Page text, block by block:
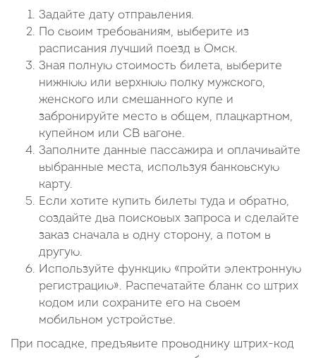
Задайте дату отправления.
По своим требованиям, выберите из
расписания лучший поезд в Омск.
Зная полную стоимость билета, выберите
нижнюю или верхнюю полку мужского,
женского или смешанного купе и
забронируйте место в общем, плацкартном,
купейном или СВ вагоне.
Заполните данные пассажира и оплачивайте
выбранные места, используя банковскую
карту.
Если хотите купить билеты туда и обратно,
создайте два поисковых запроса и сделайте
заказ сначала в одну сторону, а потом в
другую.
Используйте функцию «пройти электронную
регистрацию». Распечатайте бланк со штрих
кодом или сохраните его на своем
мобильном устройстве.
При посадке, предъявите проводнику штрих-код